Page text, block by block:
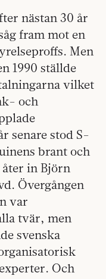
nästan 30 år
fram mot en
Men
1990 ställde
vilket
och
senare stod S-
brant och
in Björn
Övergången
var
tvär, men
svenska
Och